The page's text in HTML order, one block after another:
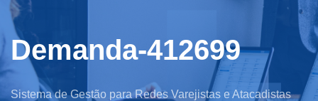
Demanda-412699
Sistema de Gestão para Redes Varejistas e Atacadistas